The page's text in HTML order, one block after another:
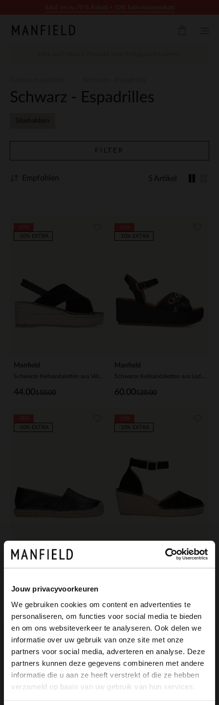
Jouw privacyvoorkeuren
We gebruiken cookies om content en advertenties te
personaliseren, om functies voor social media te bieden
en om ons websiteverkeer te analyseren. Ook delen we
informatie over uw gebruik van onze site met onze
partners voor social media, adverteren en analyse. Deze
partners kunnen deze gegevens combineren met andere
informatie die u aan ze heeft verstrekt of die ze hebben
verzameld op basis van uw gebruik van hun services.
Schwarz - Espadrilles
Sleehakken
FILTER
5 Artikel
Empfohlen
Manfield
110.00
44.00
-10% EXTRA
Manfield
120.00
60.00
-10% EXTRA
Manfield
Schwarze Leder-Espadrilles
-10% EXTRA
Schwarze Keilsandaletten aus Veloursleder
-10% EXTRA
-40%
-10% EXTRA
×
View this website in English?
It looks like your language isn't Dutch. Would
you like to switch to English?